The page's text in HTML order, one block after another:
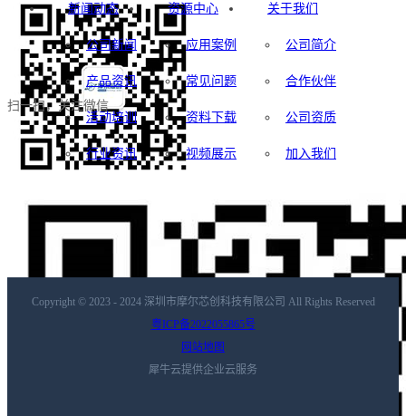
15521163312(微信同号）
销售邮箱：
sales@mooreda.com.cn
ANSYS仿真解决
方案
Lumerical硅光设
计解决方案
Zemax & Speos光
学仿真解决方案
Medini analyze安
全分析软件
新闻动态
公司新闻
产品资讯
活动培训
行业资讯
资源中心
应用案例
常见问题
资料下载
视频展示
关于我们
公司简介
合作伙伴
公司资质
加入我们
扫一扫，关注微信
Copyright © 2023 - 2024 深圳市摩尔芯创科技有限公司 All Rights Reserved
粤ICP备2022055865号
网站地图
犀牛云提供企业云服务